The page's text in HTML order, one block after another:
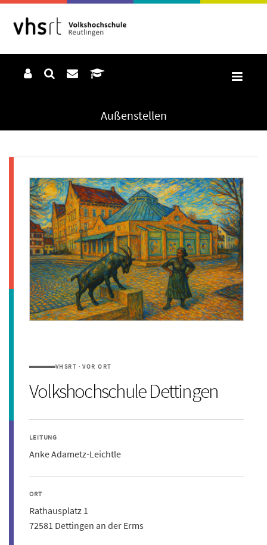
Außenstellen
VHSRT · VOR ORT
Volkshochschule Dettingen
LEITUNG
Anke Adametz-Leichtle
ORT
Rathausplatz 1
72581 Dettingen an der Erms